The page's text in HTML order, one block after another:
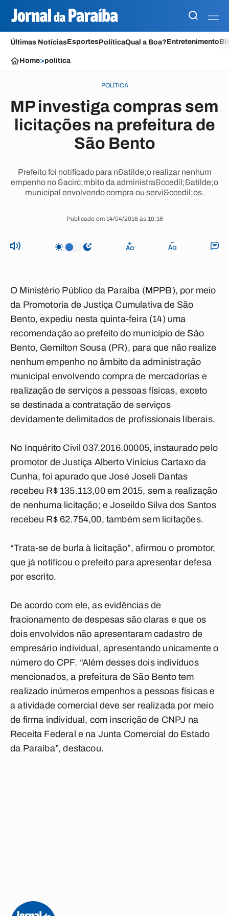
Últimas NotíciasEsportesPolíticaQual a Boa?Entretenimento
Home>política
POLÍTICA
MP investiga compras sem
licitações na prefeitura de
São Bento
Prefeito foi notificado para n&atilde;o realizar nenhum
empenho no &acirc;mbito da administra&ccedil;&atilde;o
municipal envolvendo compra ou servi&ccedil;os.
Publicado em 14/04/2016 às 10:16
O Ministério Público da Paraíba (MPPB), por meio
da Promotoria de Justiça Cumulativa de São
Bento, expediu nesta quinta-feira (14) uma
recomendação ao prefeito do município de São
Bento, Gemilton Sousa (PR), para que não realize
nenhum empenho no âmbito da administração
municipal envolvendo compra de mercadorias e
realização de serviços a pessoas físicas, exceto
se destinada a contratação de serviços
devidamente delimitados de profissionais liberais.
No Inquérito Civil 037.2016.00005, instaurado pelo
promotor de Justiça Alberto Vinícius Cartaxo da
Cunha, foi apurado que José Joseli Dantas
recebeu R$ 135.113,00 em 2015, sem a realização
de nenhuma licitação; e Joseildo Silva dos Santos
recebeu R$ 62.754,00, também sem licitações.
“Trata-se de burla à licitação”, afirmou o promotor,
que já notificou o prefeito para apresentar defesa
por escrito.
De acordo com ele, as evidências de
fracionamento de despesas são claras e que os
dois envolvidos não apresentaram cadastro de
empresário individual, apresentando unicamente o
número do CPF. “Além desses dois indivíduos
mencionados, a prefeitura de São Bento tem
realizado inúmeros empenhos a pessoas físicas e
a atividade comercial deve ser realizada por meio
de firma individual, com inscrição de CNPJ na
Receita Federal e na Junta Comercial do Estado
da Paraíba”, destacou.